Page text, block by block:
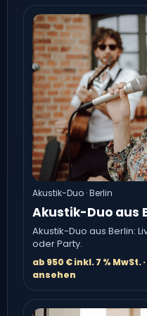
Akustik-Duo · Berlin
Akustik-Duo aus
Akustik-Duo aus Berlin:
oder Party.
ab 950 € inkl. 7 %
ansehen